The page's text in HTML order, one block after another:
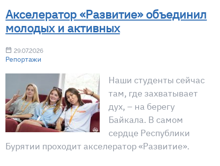
Акселератор «Развитие» объединил
молодых и активных
29.07.2026
Репортажи
Наши студенты сейчас
там, где захватывает
дух, – на берегу
Байкала. В самом
сердце Республики
Бурятии проходит акселератор «Развитие».